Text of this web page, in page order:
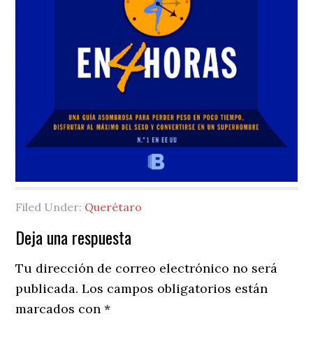
Filed Under: Querétaro
Reader
Interactions
Deja una respuesta
Tu dirección de correo electrónico no será
publicada. Los campos obligatorios están
marcados con*